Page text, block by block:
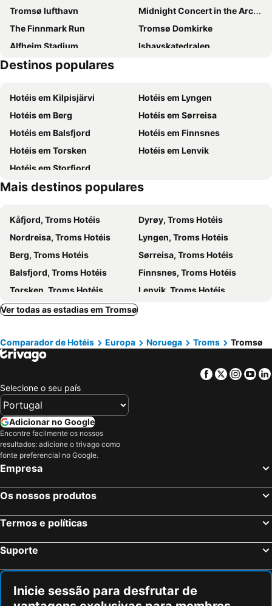
Hotel Amalie
Thon Hotel Polar
Pingvinhotellet UNN Tromsø
Villa Havblikk Tromsø
Camp North Tour
Tromsø lufthavn
Midnight Concert in the Arctic Cathedral - winter
The Finnmark Run
Tromsø Domkirke
Alfheim Stadium
Ishavskatedralen
Fjellheisen
Destinos populares
Hotéis em Kilpisjärvi
Hotéis em Lyngen
Hotéis em Berg
Hotéis em Sørreisa
Hotéis em Balsfjord
Hotéis em Finnsnes
Hotéis em Torsken
Hotéis em Lenvik
Hotéis em Storfjord
Mais destinos populares
Kåfjord, Troms Hotéis
Dyrøy, Troms Hotéis
Nordreisa, Troms Hotéis
Lyngen, Troms Hotéis
Berg, Troms Hotéis
Sørreisa, Troms Hotéis
Balsfjord, Troms Hotéis
Finnsnes, Troms Hotéis
Torsken, Troms Hotéis
Lenvik, Troms Hotéis
Karlsøy, Troms Hotéis
Gardermoen, Akershus Hotéis
Bodø, Nordland Hotéis
Ullensaker, Akershus Hotéis
Ver todas as estadias em Tromsø
Comparador de Hotéis Europa Noruega Troms Tromsø
Facebook
Twitter
Selecione o seu país
Adicionar no Google
Encontre facilmente os nossos
resultados: adicione o trivago como
fonte preferencial no Google.
Empresa
Os nossos produtos
Termos e políticas
Suporte
Inicie sessão para desfrutar de